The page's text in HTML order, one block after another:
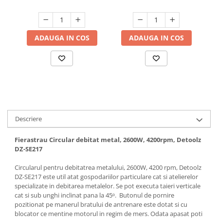
Hota tavan
Hote cupolare
Hote traditionale
Masini de Spalat Rufe & Uscatoare
Accesorii masini de spalat &
uscatoare
Masini de spalat rufe cu uscator
Masini de spalat rufe verticale
Uscatoare de rufe
Masini de spalat vase
ADAUGA IN COS ADAUGA IN COS
Descriere
Fierastrau Circular debitat metal, 2600W, 4200rpm, Detoolz
DZ-SE217
Circularul pentru debitatrea metalului, 2600W, 4200 rpm, Detoolz
DZ-SE217 este util atat gospodariilor particulare cat si atelierelor
specializate in debitarea metalelor. Se pot executa taieri verticale
cat si sub unghi inclinat pana la 45ᵒ. Butonul de pornire
pozitionat pe manerul bratului de antrenare este dotat si cu
blocator ce mentine motorul in regim de mers. Odata apasat poti